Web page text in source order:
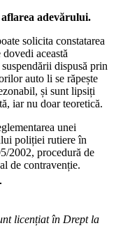
adevărului.
solicita constatarea
această
dispusă prin
auto li se răpește
și sunt lipsiți
iar nu doar teoretică.
unei
poliției rutiere în
2002, procedură de
de contravenție.
licențiat în Drept la